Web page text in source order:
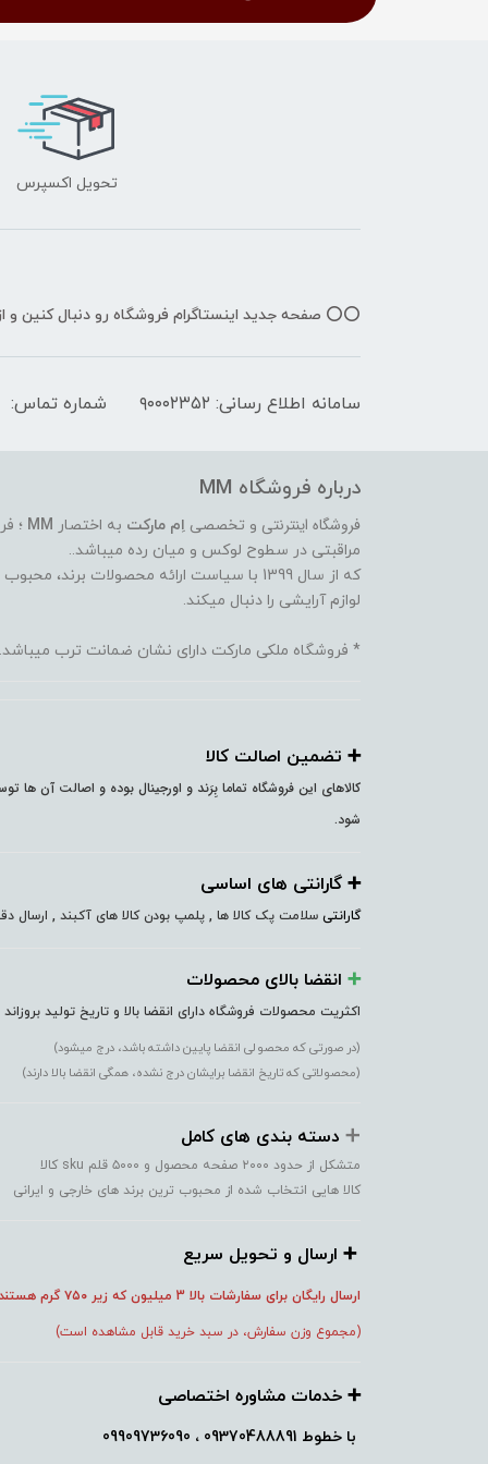
تحویل اکسپرس
⭕️⭕️ صفحه جدید اینستاگرام فروشگاه رو دنبال کنین
سامانه اطلاع رسانی: ۹۰۰۰۲۳۵۲ شماره تماس:
درباره فروشگاه MM
فروشگاه اینترنتی و تخصصی اِم مارکت به اختصار MM ؛
مراقبتی در سطوح لوکس و میان رده میباشد..
که از سال 1399 با سیاست ارائه محصولات
لوازم آرایشی را دنبال میکند.
* فروشگاه ملکی مارکت دارای نشان ضمانت ترب میباشد.
➕️ تضمین اصالت کالا
کالاهای این فروشگاه تماما بِرَند و اورجینال بوده و اصالت آن ها
شود.
➕️ گارانتی های اساسی
گارانتی سلامت پک کالا ها , پلمپ بودن کالا های آکبند ,
➕️ انقضا بالای محصولات
اکثریت محصولات فروشگاه دارای انقضا بالا و تاریخ تولید بروزاند
(در صورتی که محصولی انقضا پایین داشته باشد، درج میشود)
(محصولاتی که تاریخ انقضا برایشان درج نشده، همگی انقضا بالا دارند)
➕️ دسته بندی های کامل
متشکل از حدود ۲۰۰۰ صفحه محصول و ۵۰۰۰ قلم sku کالا
کالا هایی انتخاب شده از محبوب ترین برند های خارجی و ایرانی
➕️ ارسال و تحویل سریع
ارسال رایگان برای سفارشات بالا 3 میلیون که زیر ۷۵۰ گرم هستند
(مجموع وزن سفارش، در سبد خرید قابل مشاهده است)
➕️ خدمات مشاوره اختصاصی
با خطوط 09370488891 ، 09909736090